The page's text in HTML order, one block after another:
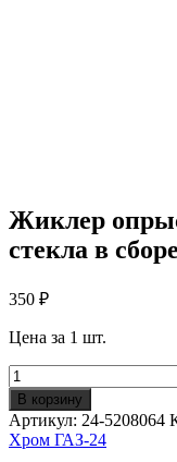
Жиклер
стекла в
350 ₽
Цена за 1 шт.
Количество
Жиклер
опрыскивателя
ветрового
стекла
В корзину
Артикул: 24-5208064
Хром ГАЗ-24